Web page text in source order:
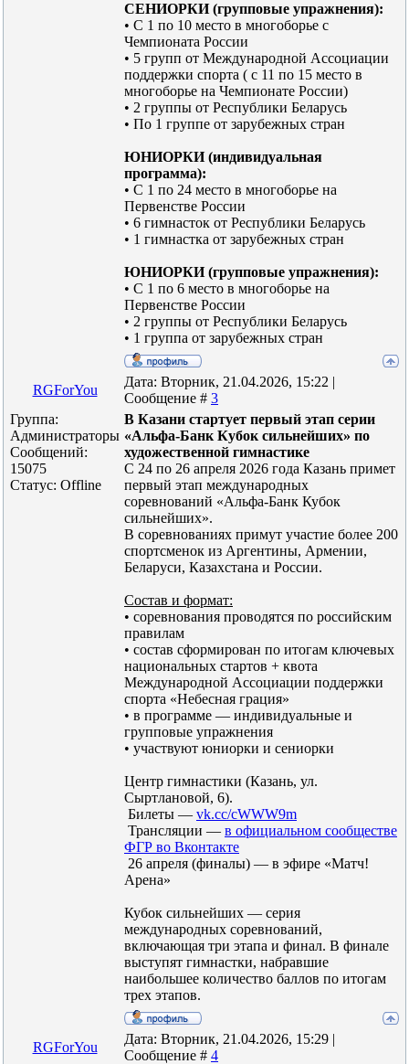
СЕНИОРКИ (групповые упражнения):
• С 1 по 10 место в многоборье с
Чемпионата России
• 5 групп от Международной Ассоциации
поддержки спорта ( с 11 по 15 место в
многоборье на Чемпионате России)
• 2 группы от Республики Беларусь
• По 1 группе от зарубежных стран
ЮНИОРКИ (индивидуальная
программа):
• С 1 по 24 место в многоборье на
Первенстве России
• 6 гимнасток от Республики Беларусь
• 1 гимнастка от зарубежных стран
ЮНИОРКИ (групповые упражнения):
• С 1 по 6 место в многоборье на
Первенстве России
• 2 группы от Республики Беларусь
• 1 группа от зарубежных стран
RGForYou
Дата: Вторник, 21.04.2026, 15:22 |
Сообщение # 3
Группа:
Администраторы
Сообщений:
15075
Статус: Offline
В Казани стартует первый этап серии
«Альфа-Банк Кубок сильнейших» по
художественной гимнастике
С 24 по 26 апреля 2026 года Казань примет
первый этап международных
соревнований «Альфа-Банк Кубок
сильнейших».
В соревнованиях примут участие более 200
спортсменок из Аргентины, Армении,
Беларуси, Казахстана и России.
Состав и формат:
• соревнования проводятся по российским
правилам
• состав сформирован по итогам ключевых
национальных стартов + квота
Международной Ассоциации поддержки
спорта «Небесная грация»
• в программе — индивидуальные и
групповые упражнения
• участвуют юниорки и сениорки
Центр гимнастики (Казань, ул.
Сыртлановой, 6).
Билеты — vk.cc/cWWW9m
Трансляции — в официальном сообществе
ФГР во Вконтакте
26 апреля (финалы) — в эфире «Матч!
Арена»
Кубок сильнейших — серия
международных соревнований,
включающая три этапа и финал. В финале
выступят гимнастки, набравшие
наибольшее количество баллов по итогам
трех этапов.
RGForYou
Дата: Вторник, 21.04.2026, 15:29 |
Сообщение # 4